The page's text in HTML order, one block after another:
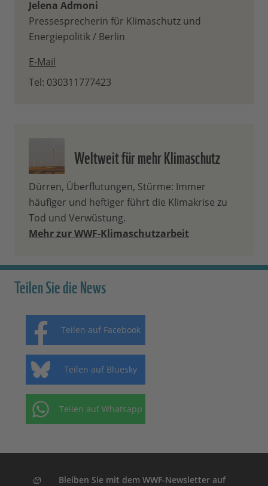
Jelena Admoni
Pressesprecherin für Klimaschutz und
Energiepolitik / Berlin
E-Mail
Tel: 030311777423
Weltweit für mehr Klimaschutz
Dürren, Überflutungen, Stürme: Immer
häufiger und heftiger führt die Klimakrise zu
Tod und Verwüstung.
Mehr zur WWF-Klimaschutzarbeit
Teilen Sie die News
Teilen auf Facebook
Teilen auf Bluesky
Teilen auf Whatsapp
Bleiben Sie mit dem WWF-Newsletter auf